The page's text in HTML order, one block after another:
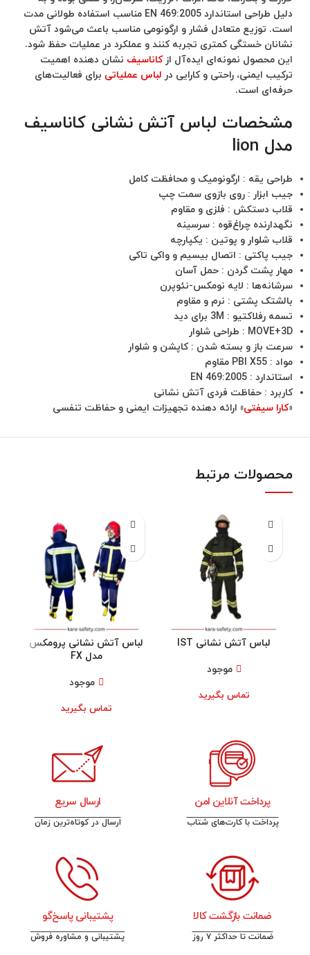
دلیل طراحی استاندارد EN 469:2005 مناسب استفاده طولانی مدت
است. توزیع متعادل فشار و ارگونومی مناسب باعث می‌شود آتش‌
نشانان خستگی کمتری تجربه کنند و عملکرد در عملیات حفظ شود.
این محصول نمونه‌ای ایده‌آل ازکاناسیف نشان‌ دهنده اهمیت
ترکیب ایمنی، راحتی و کارایی در لباس عملیاتی برای فعالیت‌های
حرفه‌ای است.
مشخصات لباس آتش نشانی کاناسیف
مدل lion
طراحی یقه : ارگونومیک و محافظت کامل
جیب ابزار : روی بازوی سمت چپ
قلاب دستکش : فلزی و مقاوم
نگهدارنده چراغ‌قوه : سرسینه
قلاب شلوار و پوتین : یکپارچه
جیب پاکتی : اتصال بیسیم و واکی تاکی
مهار پشت گردن : حمل آسان
سرشانه‌ها : لایه نومکس-نئوپرن
بالشتک پشتی : نرم و مقاوم
تسمه رفلاکتیو : 3M برای دید
MOVE+3D : طراحی شلوار
سرعت باز و بسته شدن : کاپشن و شلوار
مواد : PBI X55 مقاوم
استاندارد : EN 469:2005
کاربرد : حفاظت فردی آتش نشانی
«کارا سیفتی» ارائه دهنده تجهیزات ایمنی و حفاظت تنفسی
محصولات مرتبط
لباس آتش نشانی IST
موجود
تماس بگیرید
لباس آتش نشانی پرومکس
مدل FX
موجود
تماس بگیرید
پرداخت آنلاین امن
پرداخت با کارت‌های شتاب
ارسال سریع
ارسال در کوتاه‌ترین زمان
ضمانت بازگشت کالا
ضمانت تا حداکثر ۷ روز
پشتیبانی پاسخ‌گو
پشتیبانی و مشاوره فروش